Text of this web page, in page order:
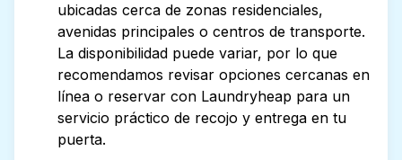
ubicadas cerca de zonas residenciales,
avenidas principales o centros de transporte.
La disponibilidad puede variar, por lo que
recomendamos revisar opciones cercanas en
línea o reservar con Laundryheap para un
servicio práctico de recojo y entrega en tu
puerta.